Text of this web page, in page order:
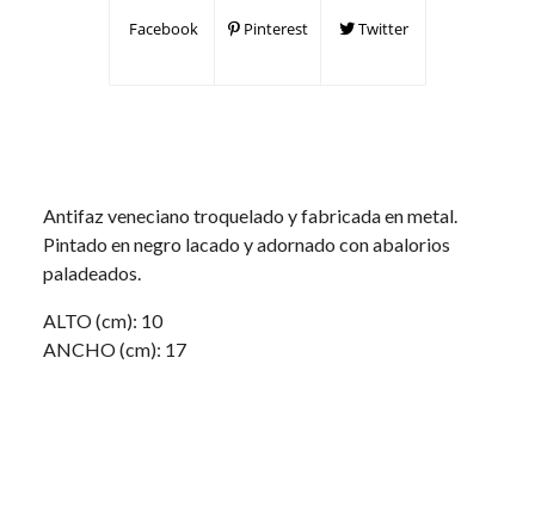
Facebook Pinterest Twitter
Antifaz veneciano troquelado y fabricada en metal.
Pintado en negro lacado y adornado con abalorios
paladeados.
ALTO (cm): 10
ANCHO (cm): 17